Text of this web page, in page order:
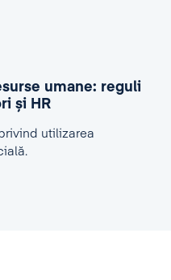
umane: reguli
și HR
utilizarea